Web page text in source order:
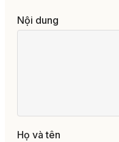
Nội dung
Họ và tên